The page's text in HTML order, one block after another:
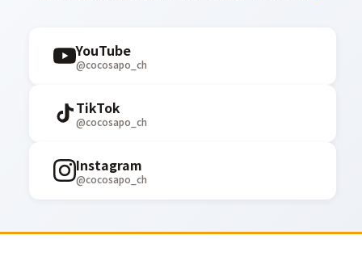
YouTube
@cocosapo_ch
TikTok
@cocosapo_ch
Instagram
@cocosapo_ch